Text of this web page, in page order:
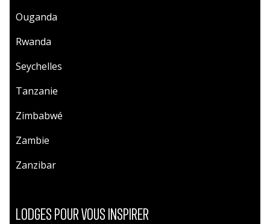
Ouganda
Rwanda
Seychelles
Tanzanie
Zimbabwé
Zambie
Zanzibar
LODGES POUR VOUS INSPIRER